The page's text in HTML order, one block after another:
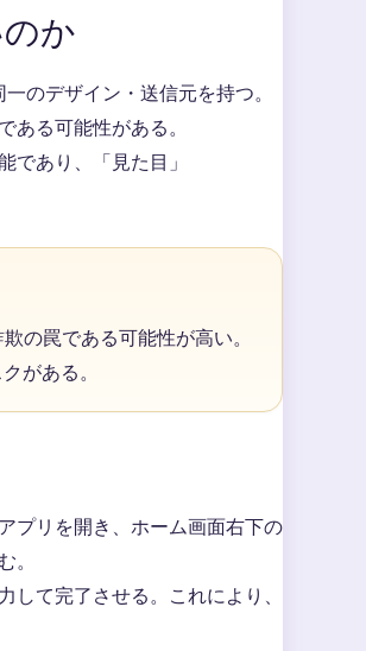
か
のデザイン・送信元を持つ。
る可能性がある。
であり、「見た目」
の罠である可能性が高い。
がある。
プリを開き、ホーム画面右下の
て完了させる。これにより、